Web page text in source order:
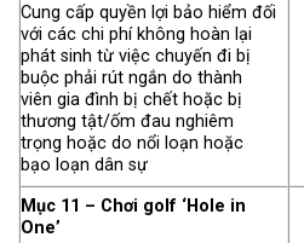
Cung cấp quyền lợi bảo hiểm đối
với các chi phí không hoàn lại
phát sinh từ việc chuyến đi bị
buộc phải rút ngắn do thành
viên gia đình bị chết hoặc bị
thương tật/ốm đau nghiêm
trọng hoặc do nổi loạn hoặc
bạo loạn dân sự
Mục 11 – Chơi golf ‘Hole in
One’